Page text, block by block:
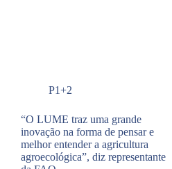
P1+2
“O LUME traz uma grande
inovação na forma de pensar e
melhor entender a agricultura
agroecológica”, diz representante